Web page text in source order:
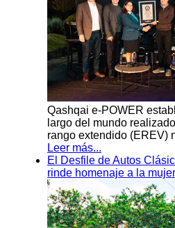
Qashqai e-POWER
largo del mundo
rango extendido (EREV)
Leer más...
El Desfile de Autos
rinde homenaje a la mujer